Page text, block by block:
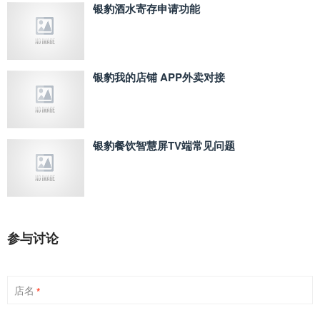
银豹酒水寄存申请功能
银豹我的店铺 APP外卖对接
银豹餐饮智慧屏TV端常见问题
参与讨论
店名 *